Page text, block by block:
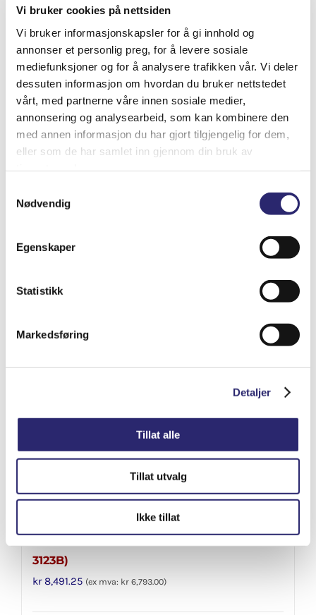
Vi bruker cookies på nettsiden
Vi bruker informasjonskapsler for å gi innhold og
annonser et personlig preg, for å levere sosiale
mediefunksjoner og for å analysere trafikken vår. Vi deler
dessuten informasjon om hvordan du bruker nettstedet
vårt, med partnerne våre innen sosiale medier,
annonsering og analysearbeid, som kan kombinere den
med annen informasjon du har gjort tilgjengelig for dem,
eller som de har samlet inn gjennom din bruk av
Nødvendig
Egenskaper
Statistikk
Markedsføring
Detaljer
Tillat alle
Tillat utvalg
Ikke tillat
95.00
Legg i handlekurv
Detaljer
STARTER 9T 3KW KHD OR.BOSCH (25-
3123B)
kr8,491.25 (ex mva: kr 6,793.00)